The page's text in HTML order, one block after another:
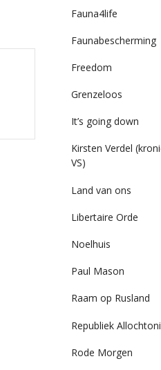
Fauna4life
Faunabescherming
Freedom
Grenzeloos
It’s going down
Kirsten Verdel
VS)
Land van ons
Libertaire Orde
Noelhuis
Paul Mason
Raam op Rusland
Republiek
Rode Morgen